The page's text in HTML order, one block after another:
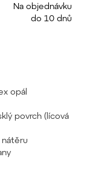
Na objednávku
do 10 dnů
opál
povrch (lícová